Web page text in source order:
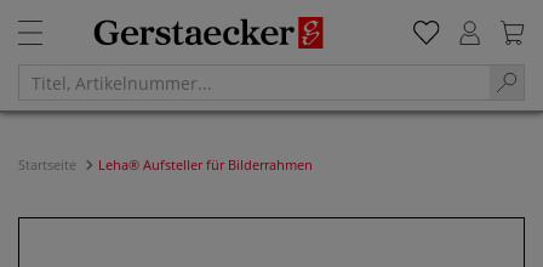
Startseite Leha® Aufsteller für Bilderrahmen